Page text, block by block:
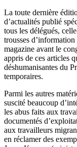
La toute dernière
d’actualités publié
tous les délégués,
trousses
magazine avant le
appris de ces articles
déshumanisantes du
temporaires.
Parmi les autres
suscité beaucoup
les abus faits aux
documentés
aux travailleurs
en réclamer des